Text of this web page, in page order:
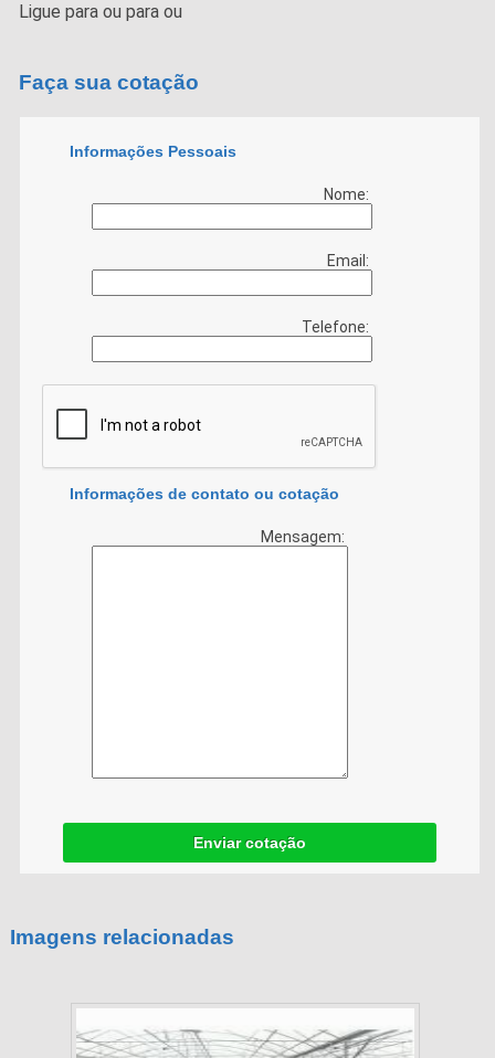
Ligue paraou paraou
Faça sua cotação
Informações Pessoais
Nome:
Email:
Telefone:
Informações de contato ou cotação
Mensagem:
Enviar cotação
Imagens relacionadas